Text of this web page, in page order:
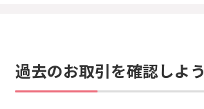
過去のお取引を確認しよう